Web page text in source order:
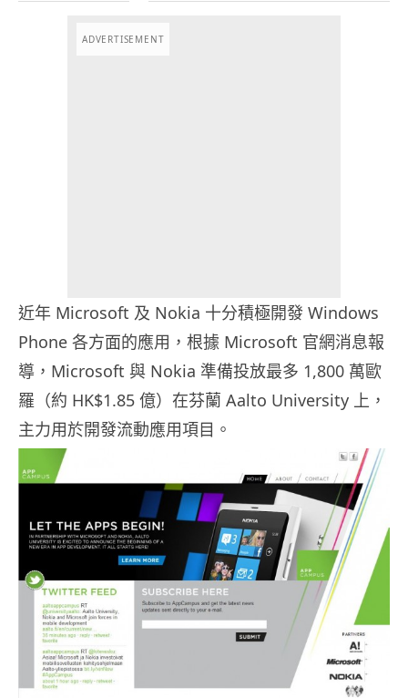
ADVERTISEMENT
近年 Microsoft 及 Nokia 十分積極開發 Windows
Phone 各方面的應用，根據 Microsoft 官網消息報
導，Microsoft 與 Nokia 準備投放最多 1,800 萬歐
羅（約 HK$1.85 億）在芬蘭 Aalto University 上，
主力用於開發流動應用項目。